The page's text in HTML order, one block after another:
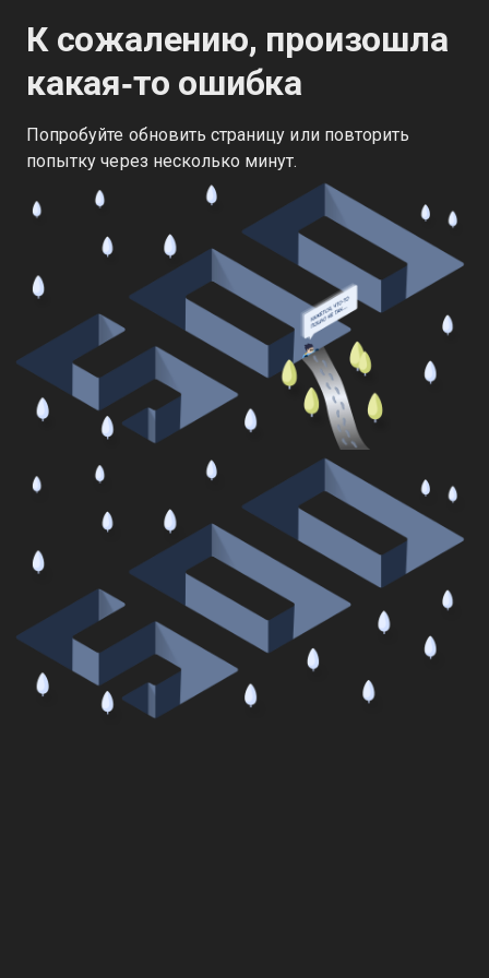
К сожалению, произошла
какая‑то ошибка
Попробуйте обновить страницу или повторить
попытку через несколько минут.